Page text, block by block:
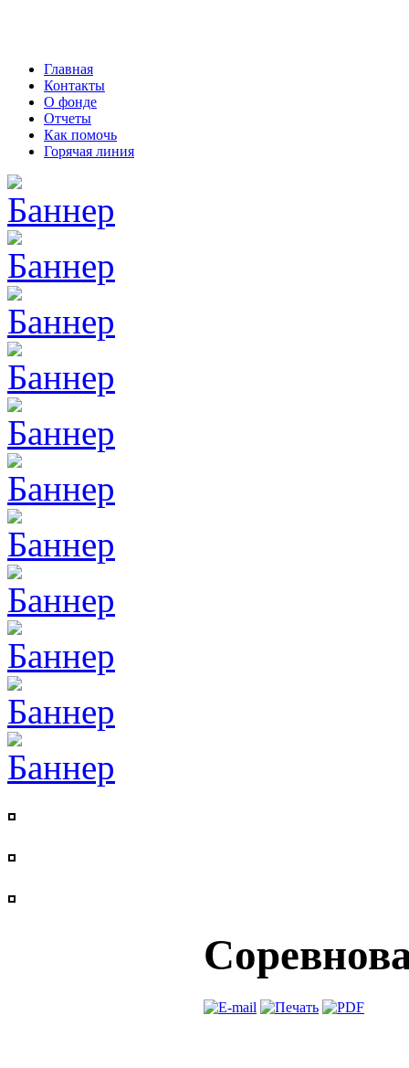
Главная
Контакты
О фонде
Отчеты
Как помочь
Горячая линия